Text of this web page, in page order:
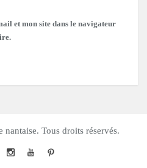
et mon site dans le navigateur
Tous droits réservés.